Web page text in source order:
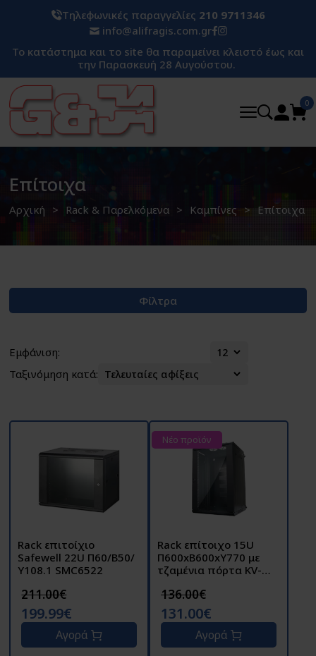
Το κατάστημα και το site θα παραμείνει κλειστό έως και
την Παρασκευή 28 Αυγούστου.
Τηλεφωνικές παραγγελίες 210 9711346
info@alifragis.com.gr
0
Επίτοιχα
Αρχική Rack & Παρελκόμενα Καμπίνες Επίτοιχα
Φίλτρα
Εμφάνιση:
Ταξινόμηση κατά:
Rack επιτοίχιο
Safewell 22U Π60/Β50/
Υ108.1 SMC6522
211.00€
199.99€
Αγορά
Νέο προϊόν
Rack επίτοιχο 15U
Π600xΒ600xΥ770 με
τζαμένια πόρτα KV-
136.00€
131.00€
Αγορά